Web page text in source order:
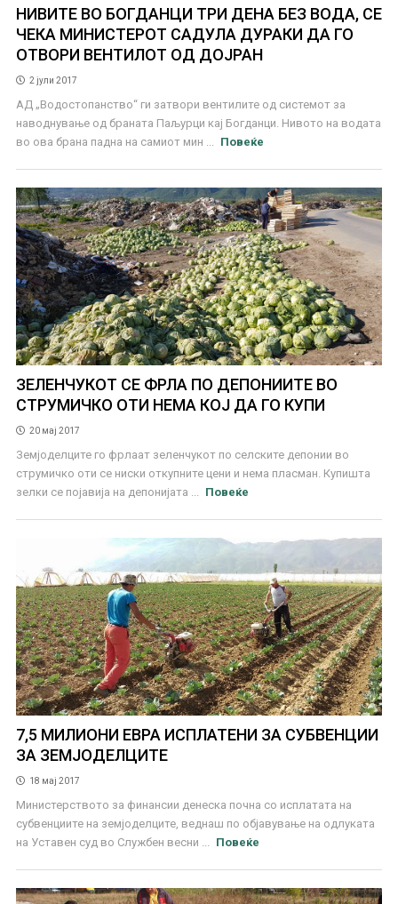
НИВИТЕ ВО БОГДАНЦИ ТРИ ДЕНА БЕЗ ВОДА, СЕ
ЧЕКА МИНИСТЕРОТ САДУЛА ДУРАКИ ДА ГО
ОТВОРИ ВЕНТИЛОТ ОД ДОЈРАН
2 јули 2017
АД „Водостопанство“ ги затвори вентилите од системот за
наводнување од браната Паљурци кај Богданци. Нивото на водата
во ова брана падна на самиот мин ...
Повеќе
ЗЕЛЕНЧУКОТ СЕ ФРЛА ПО ДЕПОНИИТЕ ВО
СТРУМИЧКО ОТИ НЕМА КОЈ ДА ГО КУПИ
20 мај 2017
Земјоделците го фрлаат зеленчукот по селските депонии во
струмичко оти се ниски откупните цени и нема пласман. Купишта
зелки се појавија на депонијата ...
Повеќе
7,5 МИЛИОНИ ЕВРА ИСПЛАТЕНИ ЗА СУБВЕНЦИИ
ЗА ЗЕМЈОДЕЛЦИТЕ
18 мај 2017
Министерството за финансии денеска почна со исплатата на
субвенциите на земјоделците, веднаш по објавување на одлуката
на Уставен суд во Службен весни ...
Повеќе